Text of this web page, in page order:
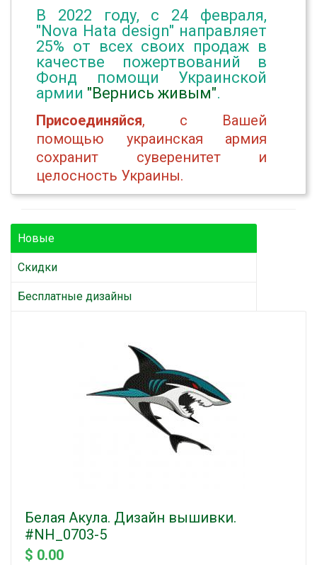
В 2022 году, с 24 февраля,
"Nova Hata design" направляет
25% от всех своих продаж в
качестве пожертвований в
Фонд помощи Украинской
армии "Вернись живым".
Присоединяйся, с Вашей
помощью украинская армия
сохранит суверенитет и
целосность Украины.
Новые
Скидки
Бесплатные дизайны
Белая Акула. Дизайн вышивки.
#NH_0703-5
$ 0.00